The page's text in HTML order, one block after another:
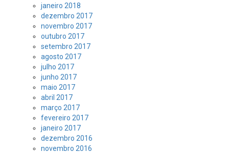
janeiro 2018
dezembro 2017
novembro 2017
outubro 2017
setembro 2017
agosto 2017
julho 2017
junho 2017
maio 2017
abril 2017
março 2017
fevereiro 2017
janeiro 2017
dezembro 2016
novembro 2016